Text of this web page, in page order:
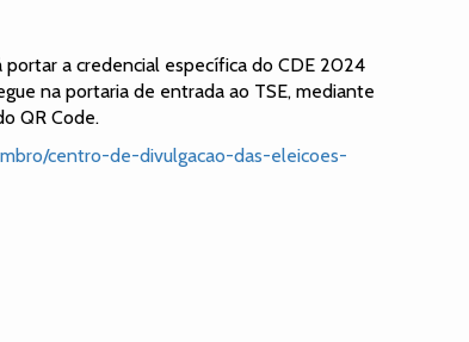
a credencial específica do CDE 2024
na portaria de entrada ao TSE, mediante
QR Code.
centro-de-divulgacao-das-eleicoes-